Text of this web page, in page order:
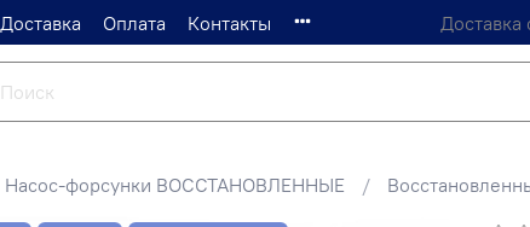
Доставка Оплата Контакты
Насос-форсунки ВОССТАНОВЛЕННЫЕ